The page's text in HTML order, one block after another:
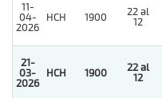
11-
04-
2026
HCH 1900
22 al
12
21-
03-
2026
HCH 1900
22 al
12